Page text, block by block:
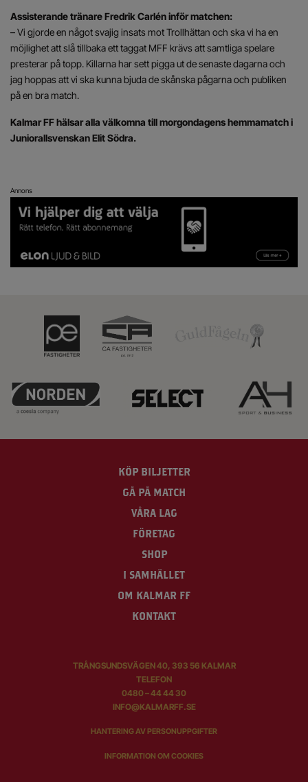
Assisterande tränare Fredrik Carlén inför matchen:
– Vi gjorde en något svajig insats mot Trollhättan och ska vi ha en
möjlighet att slå tillbaka ett taggat MFF krävs att samtliga spelare
presterar på topp. Killarna har sett pigga ut de senaste dagarna och
jag hoppas att vi ska kunna bjuda de skånska pågarna och publiken
på en bra match.
Kalmar FF hälsar alla välkomna till morgondagens hemmamatch i
Juniorallsvenskan Elit Södra.
Annons
KÖP BILJETTER
GÅ PÅ MATCH
VÅRA LAG
FÖRETAG
SHOP
I SAMHÄLLET
OM KALMAR FF
KONTAKT
TRÅNGSUNDSVÄGEN 40, 393 56 KALMAR
TELEFON
0480 – 44 44 30
INFO@KALMARFF.SE
HANTERING AV PERSONUPPGIFTER
INFORMATION OM COOKIES